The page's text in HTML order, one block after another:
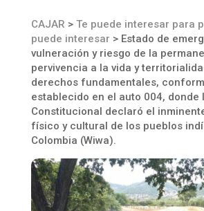
CAJAR > Te puede interesar para
puede interesar > Estado de
vulneración y riesgo de la
pervivencia a la vida y
derechos fundamentales,
establecido en el auto 004, donde
Constitucional declaró el
físico y cultural de los pueblos
Colombia (Wiwa).